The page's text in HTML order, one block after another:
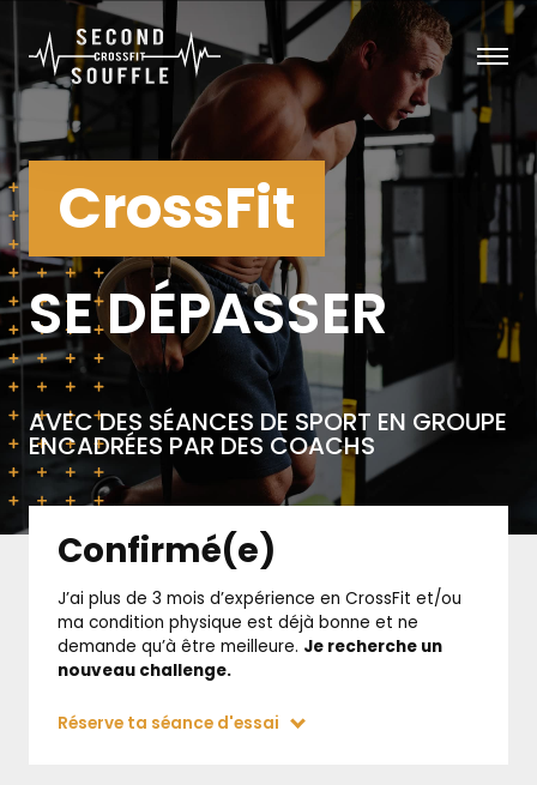
CrossFit
SE DÉPASSER
AVEC DES SÉANCES DE SPORT EN GROUPE
ENCADRÉES PAR DES COACHS
Confirmé(e)
J’ai plus de 3 mois d’expérience en CrossFit et/ou
ma condition physique est déjà bonne et ne
demande qu’à être meilleure. Je recherche un
nouveau challenge.
Réserve ta séance d'essai